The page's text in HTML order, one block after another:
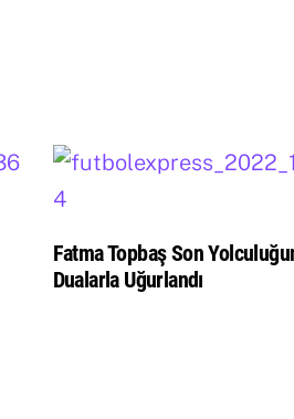
Fatma Topbaş Son
Dualarla Uğurlandı